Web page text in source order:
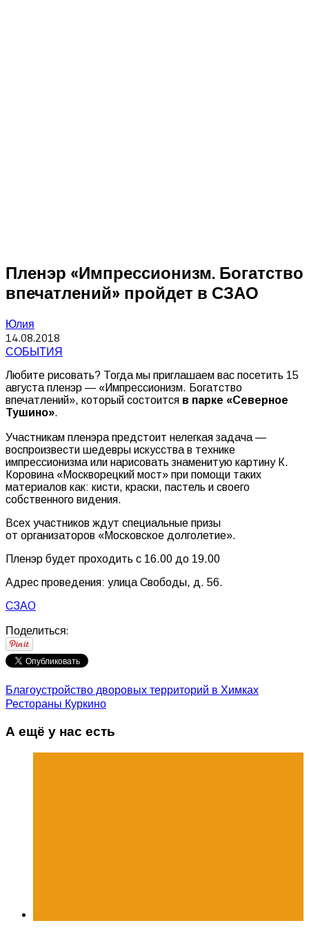
Пленэр «Импрессионизм. Богатство
впечатлений» пройдет в СЗАО
Юлия
14.08.2018
СОБЫТИЯ
Любите рисовать? Тогда мы приглашаем вас посетить 15
августа пленэр — «Импрессионизм. Богатство
впечатлений», который состоится в парке «Северное
Тушино».
Участникам пленэра предстоит нелегкая задача —
воспроизвести шедевры искусства в технике
импрессионизма или нарисовать знаменитую картину К.
Коровина «Москворецкий мост» при помощи таких
материалов как: кисти, краски, пастель и своего
собственного видения.
Всех участников ждут специальные призы
от организаторов «Московское долголетие».
Пленэр будет проходить с 16.00 до 19.00
Адрес проведения: улица Свободы, д. 56.
СЗАО
Поделиться:
Благоустройство дворовых территорий в Химках
Рестораны Куркино
А ещё у нас есть